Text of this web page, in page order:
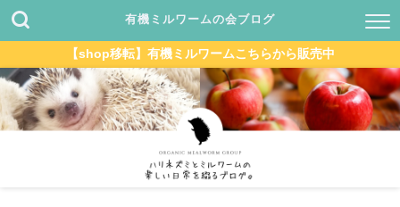
有機ミルワームの会ブログ
【shop移転】有機ミルワームこちらから販売中